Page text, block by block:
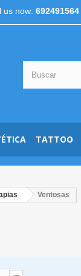
us now: 692491564
TATTOO
Ventosas